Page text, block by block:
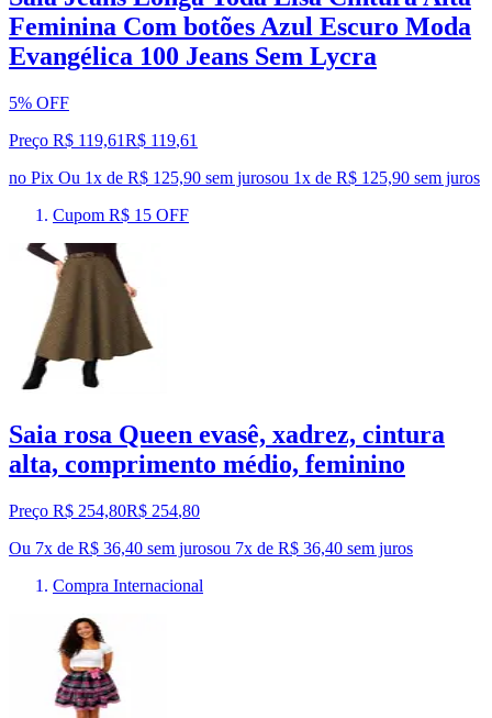
Feminina Com botões Azul Escuro Moda
Evangélica 100 Jeans Sem Lycra
5% OFF
Preço R$ 119,61R$ 119,61
no Pix Ou 1x de R$ 125,90 sem jurosou 1x de R$ 125,90 sem juros
Cupom R$ 15 OFF
Saia rosa Queen evasê, xadrez, cintura
alta, comprimento médio, feminino
Preço R$ 254,80R$ 254,80
Ou 7x de R$ 36,40 sem jurosou 7x de R$ 36,40 sem juros
Compra Internacional